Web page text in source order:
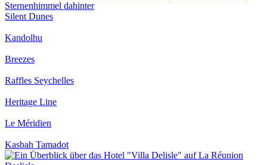
Silent Dunes
Kandolhu
Breezes
Raffles Seychelles
Heritage Line
Le Méridien
Kasbah Tamadot